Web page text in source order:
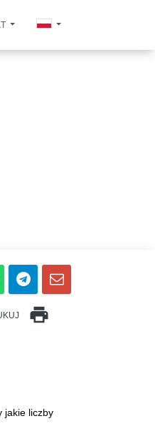
print
jakie liczby